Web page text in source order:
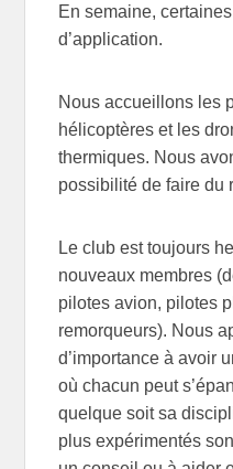
En semaine,
d’application.
Nous accueillons les
hélicoptères et les
thermiques. Nous
possibilité de faire du
Le club est toujours
nouveaux membres
pilotes avion, pilotes
remorqueurs). Nous
d’importance à avoir
où chacun peut
quelque soit sa
plus expérimentés